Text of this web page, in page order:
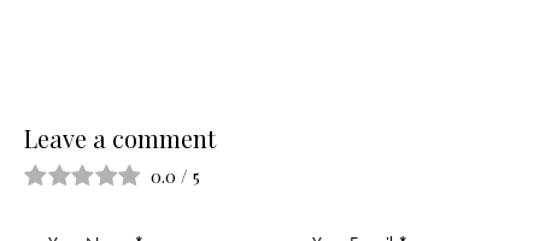
Leave a comment
0.0 / 5